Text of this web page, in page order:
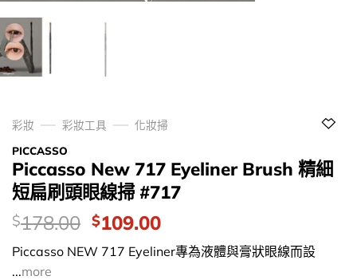
彩妝 彩妝工具
化妝掃
PICCASSO
Piccasso New 717 Eyeliner Brush 精細
短扁刷頭眼線掃 #717
價
錢：
$178.00 Original
price
was:
$109.00Current
price
is:
Piccasso NEW 717 Eyeliner專為液體與膏狀眼線而設
...more